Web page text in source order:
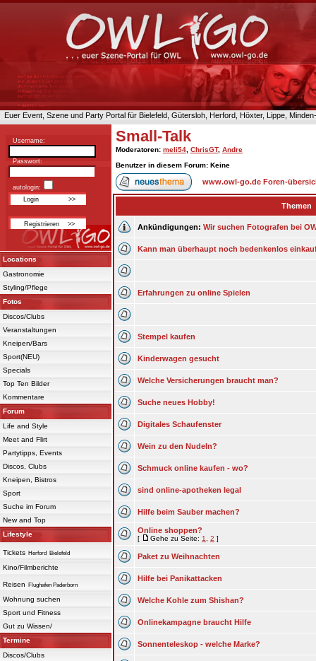
Euer Event, Szene und Party Portal für Bielefeld, Gütersloh, Herford, Höxter, Lippe,
Username:
Passwort:
autologin:
Locations
Gastronomie
Styling/Pflege
Fotos
Discos/Clubs
Veranstaltungen
Kneipen/Bars
Sport(NEU)
Specials
Top Ten Bilder
Kommentare
Forum
Life and Style
Meet and Flirt
Partytipps, Events
Discos, Clubs
Kneipen, Bistros
Sport
Suche im Forum
New and Top
Lifestyle
Tickets Herford Bielefeld
Kino/Filmberichte
Reisen Flughafen Paderborn
Wohnung suchen
Sport und Fitness
Gut zu Wissen/
Termine
Discos/Clubs
Small-Talk
Moderatoren: meli54 ChrisGT, Andre
Benutzer in diesem Forum: Keine
www.owl-go.de Foren-
Themen
Ankündigungen: Wir suchen Fotografen bei
Kann man überhaupt noch bedenkenlos
Erfahrungen zu online Spielen
Stempel kaufen
Kinderwagen gesucht
Welche Versicherungen braucht man?
Suche neues Hobby!
Digitales Schaufenster
Wein zu den Nudeln?
Schmuck online kaufen - wo?
sind online-apotheken legal
Hilfe beim Sauber machen?
Online shoppen?
[ Gehe zu Seite: 1 2 ]
Paket zu Weihnachten
Hilfe bei Panikattacken
Welche Kohle zum Shishan?
Onlinekampagne braucht Hilfe
Sonnenteleskop - welche Marke?